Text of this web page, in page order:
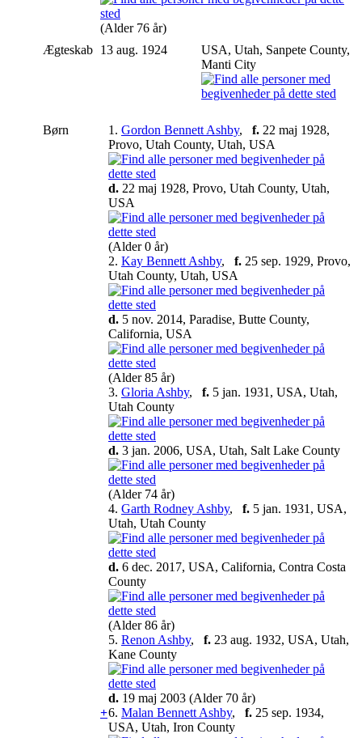
(Alder 76 år)
Ægteskab 13 aug. 1924
USA, Utah, Sanpete County,
Manti City
Børn 1. Gordon Bennett Ashby, f. 22 maj 1928,
Provo, Utah County, Utah, USA
d. 22 maj 1928, Provo, Utah County, Utah,
USA
(Alder 0 år)
2. Kay Bennett Ashby, f. 25 sep. 1929, Provo,
Utah County, Utah, USA
d. 5 nov. 2014, Paradise, Butte County,
California, USA
(Alder 85 år)
3. Gloria Ashby, f. 5 jan. 1931, USA, Utah,
Utah County
d. 3 jan. 2006, USA, Utah, Salt Lake County
(Alder 74 år)
4. Garth Rodney Ashby, f. 5 jan. 1931, USA,
Utah, Utah County
d. 6 dec. 2017, USA, California, Contra Costa
County
(Alder 86 år)
5. Renon Ashby, f. 23 aug. 1932, USA, Utah,
Kane County
d. 19 maj 2003 (Alder 70 år)
+6. Malan Bennett Ashby, f. 25 sep. 1934,
USA, Utah, Iron County